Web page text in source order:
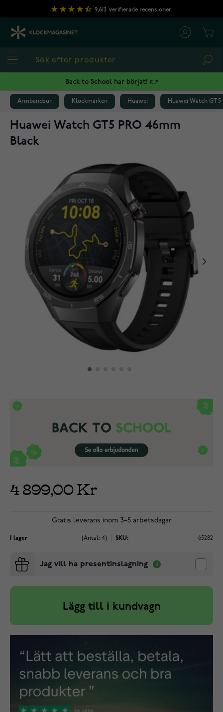
Hoppa till innehållet
9,613 verifierade recensioner
Back to School har börjat! 👉
Armbandsur Klockmärken Huawei Huawei Watch GT 5
Huawei Watch GT5 PRO 46mm
Black
4 899,00 Kr
Gratis leverans inom 3–5 arbetsdagar
I lager (Antal: 4) SKU: 65282
Jag vill ha presentinslagning
Lägg till i kundvagn